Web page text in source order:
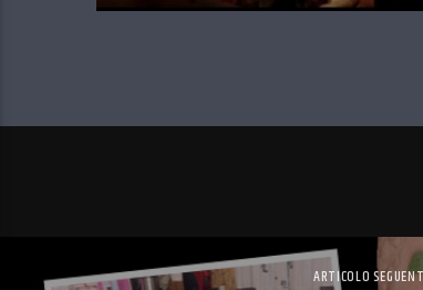
ARTICOLO